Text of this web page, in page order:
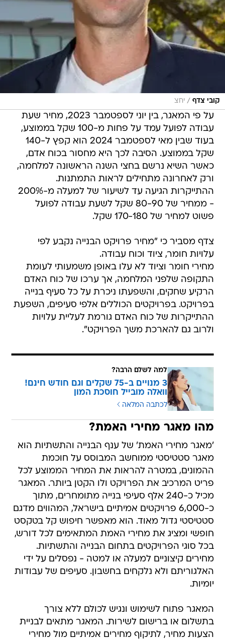
קובי צדף / יחצ
על פי המאגר, בין יוני לספטמבר 2023, מחיר שעת
עבודה לפועל עמד על פחות מ-100 שקל בממוצע,
בעוד שבין מאי לספטמבר 2024 הוא קפץ ל-140
שקל בממוצע. הסיבה לכך היא מחסור בכוח אדם,
כאשר השיא נרשם בחצי השנה הראשונה למלחמה,
ורק לאחרונה מתחילים לראות התמתנות.
ההתייקרות הגיעה עד לשיעור של למעלה מ-200%
- ממחיר של 80-90 שקל לשעת עבודה לפועל
פשוט למחיר של 170-180 שקל.
צדף מסביר כי "מחיר פרויקט הבנייה נקבע לפי
עלויות חומר, ציוד וכוח עבודה.
מחירי חומר וציוד לא עלו באופן משמעותי לעומת
התקופה שלפני המלחמה, אך ערכו של כוח האדם
הרקיע שחקים, והשפעתו ניכרת על כל סעיף בנייה
בפרויקט. בפרויקטים הכוללים אלפי סעיפים, השפעת
ההתייקרות של כוח האדם גורמת לעליית עלויות
ולרוב גם להארכת משך הפרויקט".
למה לשלם הרבה?
3 מנויים ב-75 שקלים וגם חודש חינם!
וואלה מובייל חוסכת המון
לכתבה המלאה
מהו מאגר מחירי האמת?
'מאגר מחירי האמת' של ענף הבנייה והתשתיות הוא
מאגר סטטיסטי ממוחשב המבוסס על חוכמת
ההמונים, במטרה להראות את המחיר הממוצע לכל
פריט המרכיב את הפרויקט ולו הקטן ביותר. המאגר
מכיל כ-240 אלף סעיפי בנייה מתומחרים, מתוך
כ-6,000 פרויקטים אמיתיים בישראל, המהווים מדגם
סטטיסטי גדול מאוד. הוא מאפשר חיפוש קל בטקסט
חופשי ומציג את מחירי האמת המתאימים לכל דורש,
בכל סוגי הפרויקטים בתחום הבנייה והתשתיות.
מחירים קיצוניים למעלה או למטה - נפסלים על ידי
האלגוריתם ולא נלקחים בחשבון. סעיפים של עבודות
יומיות.
המאגר פתוח לשימוש ונגיש לכולם ללא צורך
בתשלום או ברישום לשירות. המאגר מתאים לבניית
הצעות מחיר, לתיקוף מחירים אמיתיים מול מחירי